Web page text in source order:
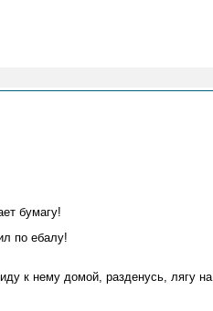
бумагу!
по ебалу!
к нему домой, разденусь, лягу на